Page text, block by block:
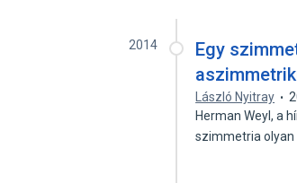
2014
Egy
László Nyitray
Herman Weyl, a
szimmetria olyan